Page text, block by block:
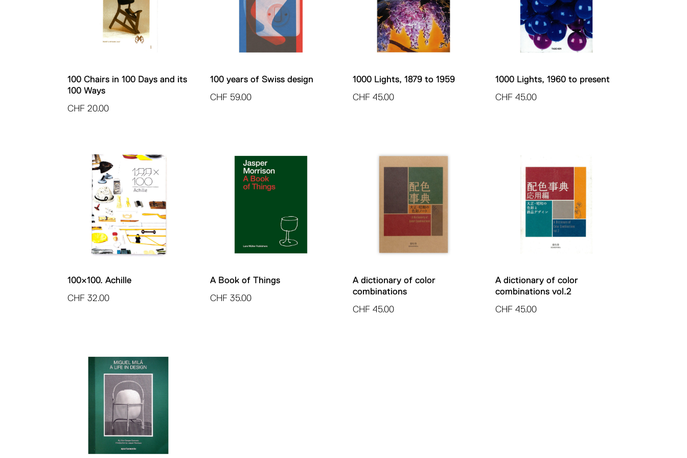
100 Chairs in 100 Days and its
100 Ways
CHF 20.00
100 years of Swiss design
CHF 59.00
1000 Lights, 1879 to 1959
CHF 45.00
1000 Lights, 1960 to present
CHF 45.00
100×100. Achille
CHF 32.00
A Book of Things
CHF 35.00
A dictionary of color
combinations
CHF 45.00
A dictionary of color
combinations vol.2
CHF 45.00